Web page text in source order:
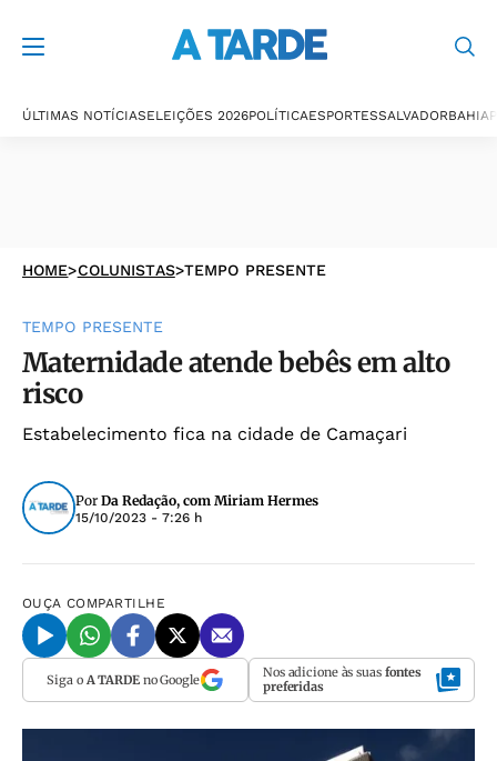
ÚLTIMAS NOTÍCIASELEIÇÕES 2026POLÍTICAESPORTESSALVADORBAHIA
HOME>COLUNISTAS>TEMPO PRESENTE
TEMPO PRESENTE
Maternidade atende bebês em alto
risco
Estabelecimento fica na cidade de Camaçari
Por Da Redação, com Miriam Hermes
15/10/2023 - 7:26 h
OUÇA COMPARTILHE
Siga o A TARDEno Google Nos adicione às suas fontes
preferidas